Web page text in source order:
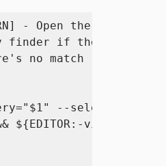
- Open the
finder if there's only
no match (--exit-0)
--select-1 --
${EDITOR:-vim} "$file"